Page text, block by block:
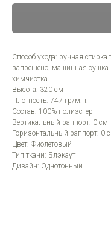
Способ ухода: ручная
запрещено, машинная сушка
химчистка.
Высота: 320 см
Плотность: 747 гр/м.п.
Состав: 100% полиэстер
Вертикальный раппорт: 0 см
Горизонтальный раппорт: 0
Цвет: Фиолетовый
Тип ткани: Блэкаут
Дизайн: Однотонный